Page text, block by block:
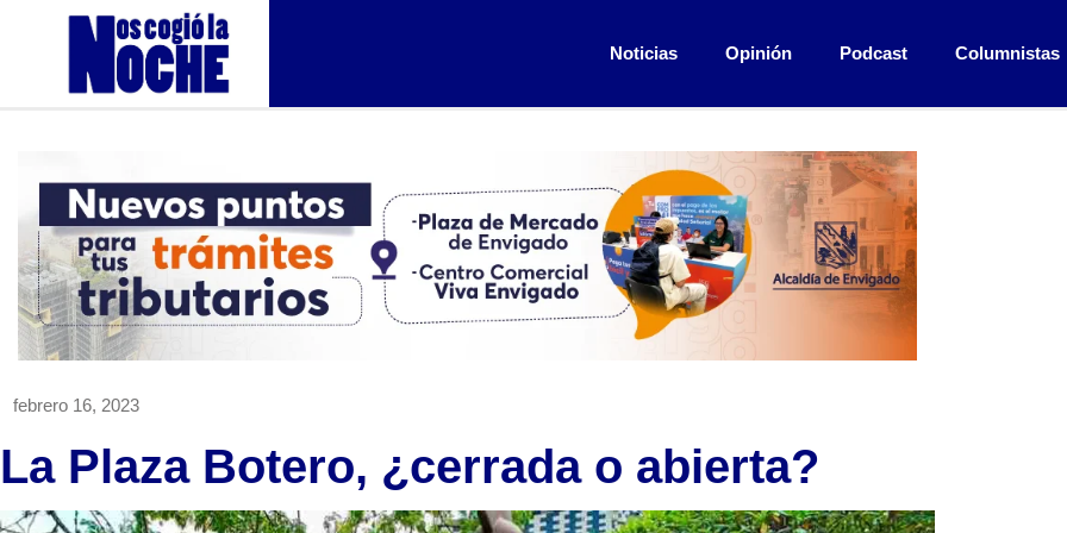
Noticias Opinión Podcast Columnistas
febrero 16, 2023
La Plaza Botero, ¿cerrada o abierta?